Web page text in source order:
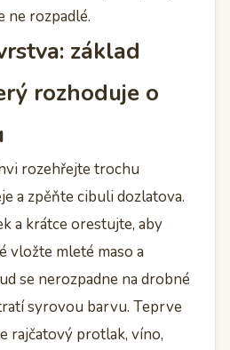
ne rozpadlé.
základ
rozhoduje o
rozehřejte trochu
a zpěňte cibuli dozlatova.
a krátce orestujte, aby
vložte mleté maso a
se nerozpadne na drobné
syrovou barvu. Teprve
rajčatový protlak, víno,